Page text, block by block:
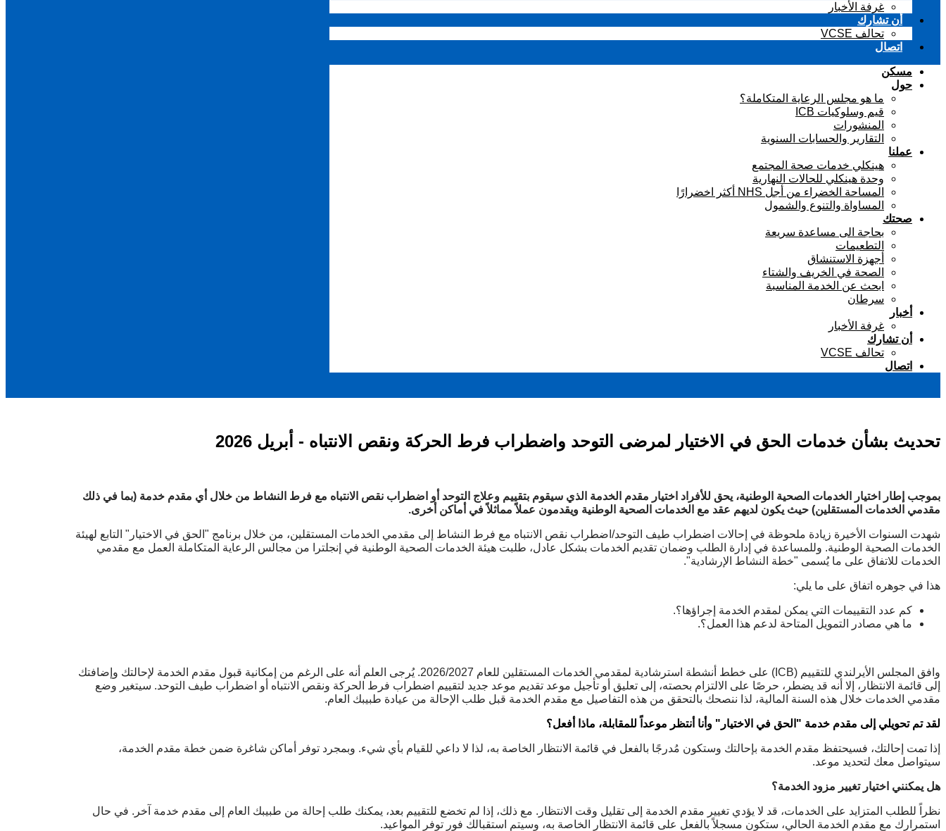
غرفة الأخبار
أن تشارك
تحالف VCSE
اتصال
مسكن
حول
ما هو مجلس الرعاية المتكاملة؟
قيم وسلوكيات ICB
المنشورات
التقارير والحسابات السنوية
عملنا
هينكلي خدمات صحة المجتمع
وحدة هينكلي للحالات النهارية
المساحة الخضراء من أجل NHS أكثر اخضرارًا
المساواة والتنوع والشمول
صحتك
بحاجة الى مساعدة سريعة
التطعيمات
أجهزة الاستنشاق
الصحة في الخريف والشتاء
ابحث عن الخدمة المناسبة
سرطان
أخبار
غرفة الأخبار
أن تشارك
تحالف VCSE
اتصال
تحديث بشأن خدمات الحق في الاختيار لمرضى التوحد واضطراب فرط الحركة ونقص الانتباه - أبريل 2026
بموجب إطار اختيار الخدمات الصحية الوطنية، يحق للأفراد اختيار مقدم الخدمة الذي سيقوم بتقييم وعلاج التوحد أو اضطراب نقص الانتباه مع فرط النشاط من خلال أي مقدم خدمة (بما في ذلك
مقدمي الخدمات المستقلين) حيث يكون لديهم عقد مع الخدمات الصحية الوطنية ويقدمون عملاً مماثلاً في أماكن أخرى.
شهدت السنوات الأخيرة زيادة ملحوظة في إحالات اضطراب طيف التوحد/اضطراب نقص الانتباه مع فرط النشاط إلى مقدمي الخدمات المستقلين، من خلال برنامج "الحق في الاختيار" التابع لهيئة
الخدمات الصحية الوطنية. وللمساعدة في إدارة الطلب وضمان تقديم الخدمات بشكل عادل، طلبت هيئة الخدمات الصحية الوطنية في إنجلترا من مجالس الرعاية المتكاملة العمل مع مقدمي
الخدمات للاتفاق على ما يُسمى "خطة النشاط الإرشادية".
هذا في جوهره اتفاق على ما يلي:
كم عدد التقييمات التي يمكن لمقدم الخدمة إجراؤها؟.
ما هي مصادر التمويل المتاحة لدعم هذا العمل؟.
وافق المجلس الأيرلندي للتقييم (ICB) على خطط أنشطة استرشادية لمقدمي الخدمات المستقلين للعام 2026/2027. يُرجى العلم أنه على الرغم من إمكانية قبول مقدم الخدمة لإحالتك وإضافتك
إلى قائمة الانتظار، إلا أنه قد يضطر، حرصًا على الالتزام بحصته، إلى تعليق أو تأجيل موعد تقديم موعد جديد لتقييم اضطراب فرط الحركة ونقص الانتباه أو اضطراب طيف التوحد. سيتغير وضع
مقدمي الخدمات خلال هذه السنة المالية، لذا ننصحك بالتحقق من هذه التفاصيل مع مقدم الخدمة قبل طلب الإحالة من عيادة طبيبك العام.
لقد تم تحويلي إلى مقدم خدمة "الحق في الاختيار" وأنا أنتظر موعداً للمقابلة، ماذا أفعل؟
إذا تمت إحالتك، فسيحتفظ مقدم الخدمة بإحالتك وستكون مُدرجًا بالفعل في قائمة الانتظار الخاصة به، لذا لا داعي للقيام بأي شيء. وبمجرد توفر أماكن شاغرة ضمن خطة مقدم الخدمة،
سيتواصل معك لتحديد موعد.
هل يمكنني اختيار تغيير مزود الخدمة؟
نظراً للطلب المتزايد على الخدمات، قد لا يؤدي تغيير مقدم الخدمة إلى تقليل وقت الانتظار. مع ذلك، إذا لم تخضع للتقييم بعد، يمكنك طلب إحالة من طبيبك العام إلى مقدم خدمة آخر. في حال
استمرارك مع مقدم الخدمة الحالي، ستكون مسجلاً بالفعل على قائمة الانتظار الخاصة به، وسيتم استقبالك فور توفر المواعيد.